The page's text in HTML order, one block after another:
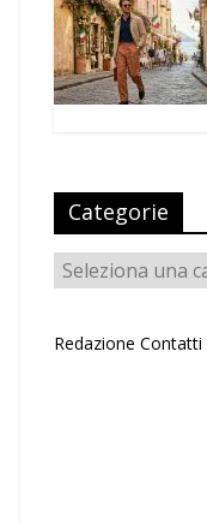
Categorie
Categorie
Redazione Contatti